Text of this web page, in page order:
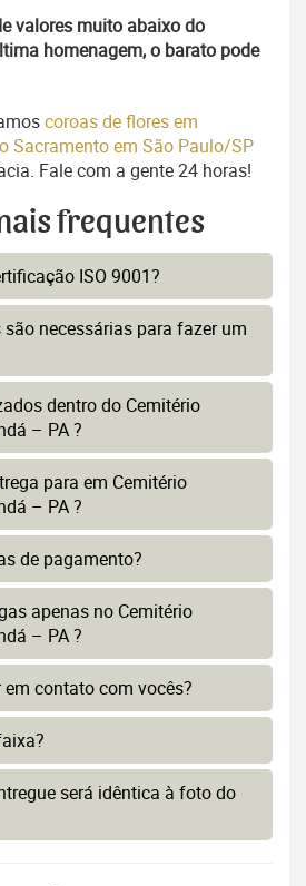
valores muito abaixo do
homenagem, o barato pode
coroas de flores em
Sacramento em São Paulo/SP
Fale com a gente 24 horas!
frequentes
ISO 9001?
necessárias para fazer um
dentro do Cemitério
– PA ?
para em Cemitério
– PA ?
de pagamento?
apenas no Cemitério
– PA ?
contato com vocês?
será idêntica à foto do